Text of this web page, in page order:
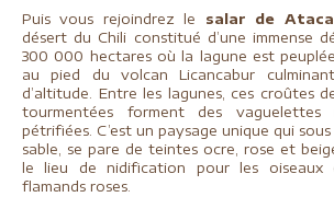
Puis vous rejoindrez le salar de
désert du Chili constitué d’une immense
300 000 hectares où la lagune est
au pied du volcan Licancabur
d’altitude. Entre les lagunes, ces croûtes
tourmentées forment des vaguelettes
pétrifiées. C’est un paysage unique qui
sable, se pare de teintes ocre, rose et
le lieu de nidification pour les oiseaux
flamands roses.